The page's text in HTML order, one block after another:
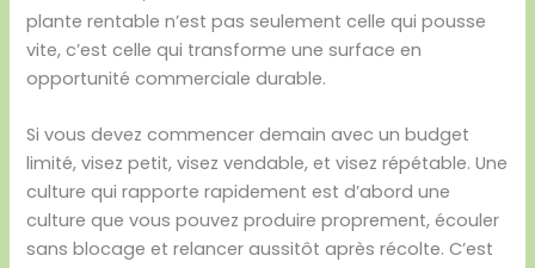
plante rentable n’est pas seulement celle qui pousse
vite, c’est celle qui transforme une surface en
opportunité commerciale durable.
Si vous devez commencer demain avec un budget
limité, visez petit, visez vendable, et visez répétable. Une
culture qui rapporte rapidement est d’abord une
culture que vous pouvez produire proprement, écouler
sans blocage et relancer aussitôt après récolte. C’est